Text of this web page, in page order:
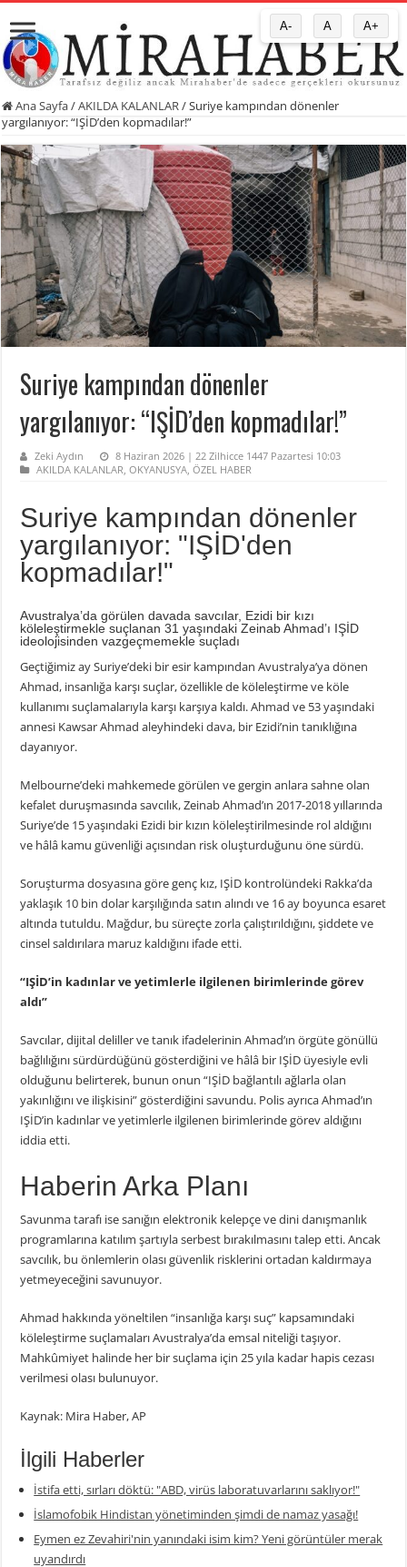
Ana Sayfa/AKILDA KALANLAR /Suriye kampından dönenler
yargılanıyor: “IŞİD’den kopmadılar!”
Suriye kampından dönenler
yargılanıyor: “IŞİD’den kopmadılar!”
Zeki Aydın
8 Haziran 2026 | 22 Zilhicce 1447 Pazartesi 10:03
AKILDA KALANLAR,OKYANUSYA,ÖZEL HABER
Suriye kampından dönenler
yargılanıyor: "IŞİD'den
kopmadılar!"
Avustralya’da görülen davada savcılar, Ezidi bir kızı
köleleştirmekle suçlanan 31 yaşındaki Zeinab Ahmad’ı IŞİD
ideolojisinden vazgeçmemekle suçladı
Geçtiğimiz ay Suriye’deki bir esir kampından Avustralya’ya dönen
Ahmad, insanlığa karşı suçlar, özellikle de köleleştirme ve köle
kullanımı suçlamalarıyla karşı karşıya kaldı. Ahmad ve 53 yaşındaki
annesi Kawsar Ahmad aleyhindeki dava, bir Ezidi’nin tanıklığına
dayanıyor.
Melbourne’deki mahkemede görülen ve gergin anlara sahne olan
kefalet duruşmasında savcılık, Zeinab Ahmad’ın 2017-2018 yıllarında
Suriye’de 15 yaşındaki Ezidi bir kızın köleleştirilmesinde rol aldığını
ve hâlâ kamu güvenliği açısından risk oluşturduğunu öne sürdü.
Soruşturma dosyasına göre genç kız, IŞİD kontrolündeki Rakka’da
yaklaşık 10 bin dolar karşılığında satın alındı ve 16 ay boyunca esaret
altında tutuldu. Mağdur, bu süreçte zorla çalıştırıldığını, şiddete ve
cinsel saldırılara maruz kaldığını ifade etti.
“IŞİD’in kadınlar ve yetimlerle ilgilenen birimlerinde görev
aldı”
Savcılar, dijital deliller ve tanık ifadelerinin Ahmad’ın örgüte gönüllü
bağlılığını sürdürdüğünü gösterdiğini ve hâlâ bir IŞİD üyesiyle evli
olduğunu belirterek, bunun onun “IŞİD bağlantılı ağlarla olan
yakınlığını ve ilişkisini” gösterdiğini savundu. Polis ayrıca Ahmad’ın
IŞİD’in kadınlar ve yetimlerle ilgilenen birimlerinde görev aldığını
iddia etti.
Haberin Arka Planı
Savunma tarafı ise sanığın elektronik kelepçe ve dini danışmanlık
programlarına katılım şartıyla serbest bırakılmasını talep etti. Ancak
savcılık, bu önlemlerin olası güvenlik risklerini ortadan kaldırmaya
yetmeyeceğini savunuyor.
Ahmad hakkında yöneltilen “insanlığa karşı suç” kapsamındaki
köleleştirme suçlamaları Avustralya’da emsal niteliği taşıyor.
Mahkûmiyet halinde her bir suçlama için 25 yıla kadar hapis cezası
verilmesi olası bulunuyor.
Kaynak: Mira Haber, AP
İlgili Haberler
İstifa etti, sırları döktü: "ABD, virüs laboratuvarlarını saklıyor!"
İslamofobik Hindistan yönetiminden şimdi de namaz yasağı!
Eymen ez Zevahiri'nin yanındaki isim kim? Yeni görüntüler merak
uyandırdı
A- A A+